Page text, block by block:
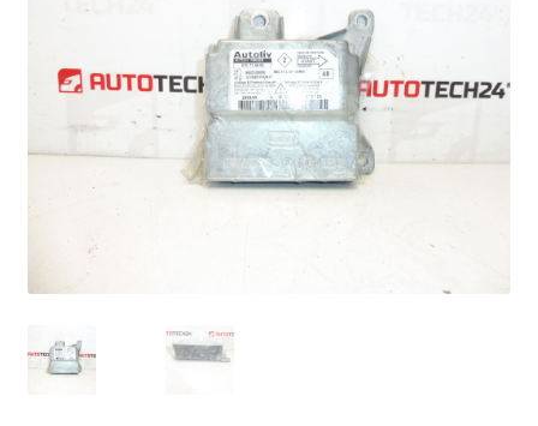
Kontakte
Kurv
Levering
Om os